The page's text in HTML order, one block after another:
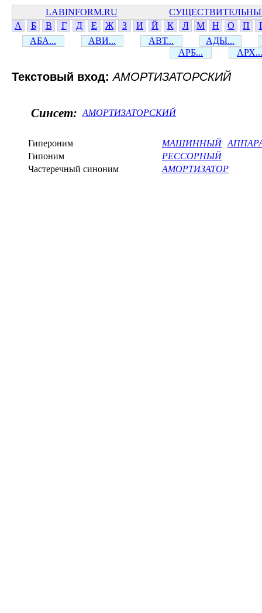
LABINFORM.RU
А
Б В Г Д Е Ж З И Й К Л М Н О П
АБА...
АВИ... АВТ...
АДЫ...
АРБ...
АРХ...
Текстовый вход:АМОРТИЗАТОРСКИЙ
Синсет: АМОРТИЗАТОРСКИЙ
Гипероним МАШИННЫЙ
Гипоним
РЕССОРНЫЙ
Частеречный синоним
АМОРТИЗАТОР